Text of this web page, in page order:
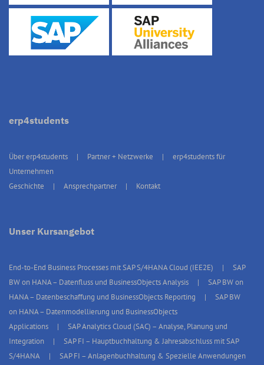
erp4students
Über erp4students Partner + Netzwerke
erp4students für
Unternehmen
Geschichte
Ansprechpartner Kontakt
Unser Kursangebot
End-to-End Business Processes mit SAP S/4HANA Cloud (IEE2E)
SAP
BW on HANA – Datenfluss und BusinessObjects Analysis
SAP BW on
HANA – Datenbeschaffung und BusinessObjects Reporting
SAP BW
on HANA – Datenmodellierung und BusinessObjects
Applications
SAP Analytics Cloud (SAC) – Analyse, Planung und
Integration
SAP FI – Hauptbuchhaltung & Jahresabschluss mit SAP
S/4HANA
SAP FI – Anlagenbuchhaltung & Spezielle Anwendungen